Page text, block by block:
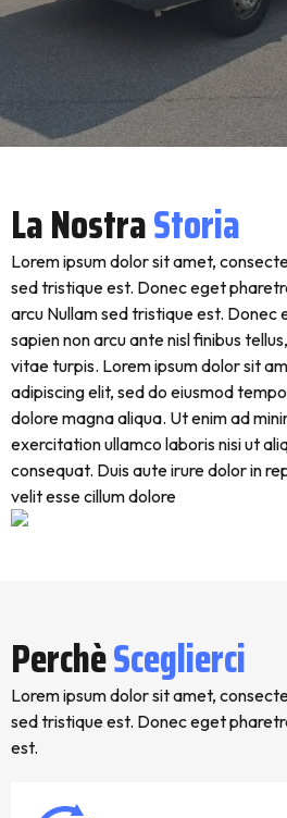
La NostraStoria
Lorem ipsum dolor sit amet,
sed tristique est. Donec eget
arcu Nullam sed tristique est. Donec
sapien non arcu ante nisl finibus
vitae turpis. Lorem ipsum dolor sit
adipiscing elit, sed do eiusmod
dolore magna aliqua. Ut enim ad
exercitation ullamco laboris nisi ut
consequat. Duis aute irure dolor in
velit esse cillum dolore
PerchèSceglierci
Lorem ipsum dolor sit amet,
sed tristique est. Donec eget
est.